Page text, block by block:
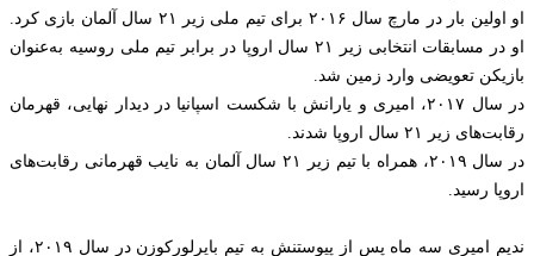
او اولین بار در مارچ سال ۲۰۱۶ برای تیم ملی زیر ۲۱ سال آلمان بازی کرد.
او در مسابقات انتخابی زیر ۲۱ سال اروپا در برابر تیم ملی روسیه به‌عنوان
بازیکن تعویضی وارد زمین شد.
در سال ۲۰۱۷، امیری و یارانش با شکست اسپانیا در دیدار نهایی، قهرمان
رقابت‌های زیر ۲۱ سال اروپا شدند.
در سال ۲۰۱۹، همراه با تیم زیر ۲۱ سال آلمان به نایب قهرمانی رقابت‌های
اروپا رسید.
ندیم امیری سه ماه پس از پیوستنش به تیم بایرلورکوزن در سال ۲۰۱۹، از